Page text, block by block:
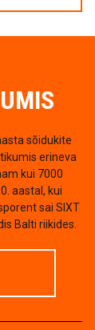
sõidukite
erineva
kui 7000
aastal, kui
sai SIXT
Balti riikides.